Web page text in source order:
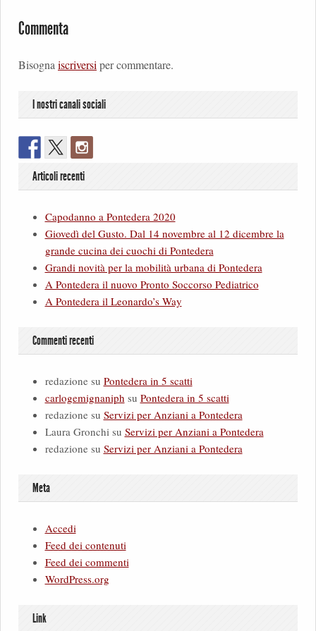
Commenta
Bisognaiscriversiper commentare.
I nostri canali sociali
Articoli recenti
Capodanno a Pontedera 2020
Giovedì del Gusto. Dal 14 novembre al 12 dicembre la
grande cucina dei cuochi di Pontedera
Grandi novità per la mobilità urbana di Pontedera
A Pontedera il nuovo Pronto Soccorso Pediatrico
A Pontedera il Leonardo’s Way
Commenti recenti
redazionesu Pontedera in 5 scatti
carlogemignaniph su Pontedera in 5 scatti
redazionesu Servizi per Anziani a Pontedera
Laura Gronchisu Servizi per Anziani a Pontedera
redazionesu Servizi per Anziani a Pontedera
Meta
Accedi
Feed dei contenuti
Feed dei commenti
WordPress.org
Link